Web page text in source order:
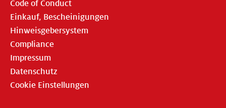
Code of Conduct
Einkauf, Bescheinigungen
Hinweisgebersystem
Compliance
Impressum
Datenschutz
Cookie Einstellungen